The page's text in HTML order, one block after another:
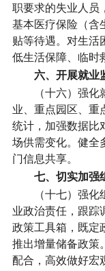
职要求的失业人员
基本医疗保险（含
贴等待遇。对生活
低生活保障、临时
六、开展就业
（十六）强化
业、重点园区、重
统计，加强数据比
场供需变化。健全
门信息共享。
七、切实加强
（十七）强化
业政治责任，跟踪
政策工具箱，既定
推出增量储备政策
配合，高效做好宏